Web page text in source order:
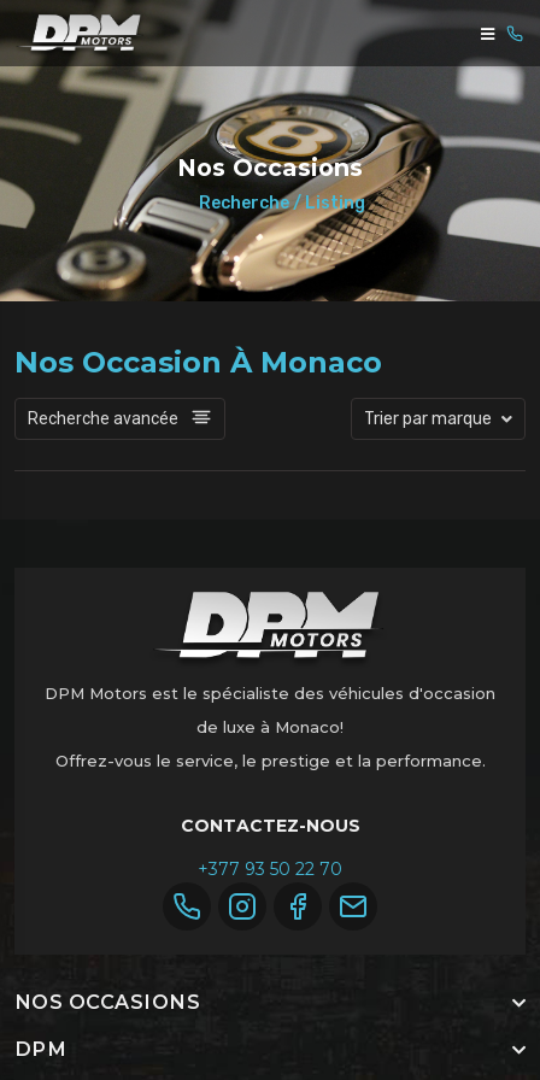
Nos Occasions
Recherche / Listing
Nos Occasion À Monaco
Trier par marque
Recherche avancée
DPM Motors est le spécialiste des véhicules d'occasion
de luxe à Monaco!
Offrez-vous le service, le prestige et la performance.
CONTACTEZ-NOUS
+377 93 50 22 70
NOS OCCASIONS
DPM